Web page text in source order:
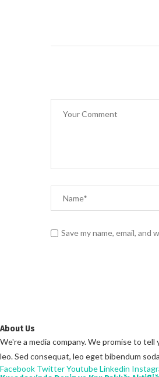
Save my name, email,
About Us
We're a media company. We promise to
leo. Sed consequat, leo eget bibendum
Facebook TwitterYoutubeLinkedin